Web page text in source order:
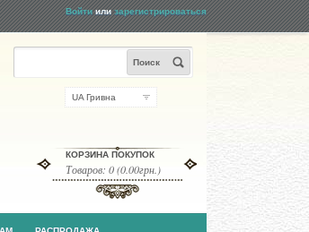
Войтиилизарегистрироваться
UA Гривна
КОРЗИНА ПОКУПОК
Товаров: 0 (0.00грн.)
Поиск